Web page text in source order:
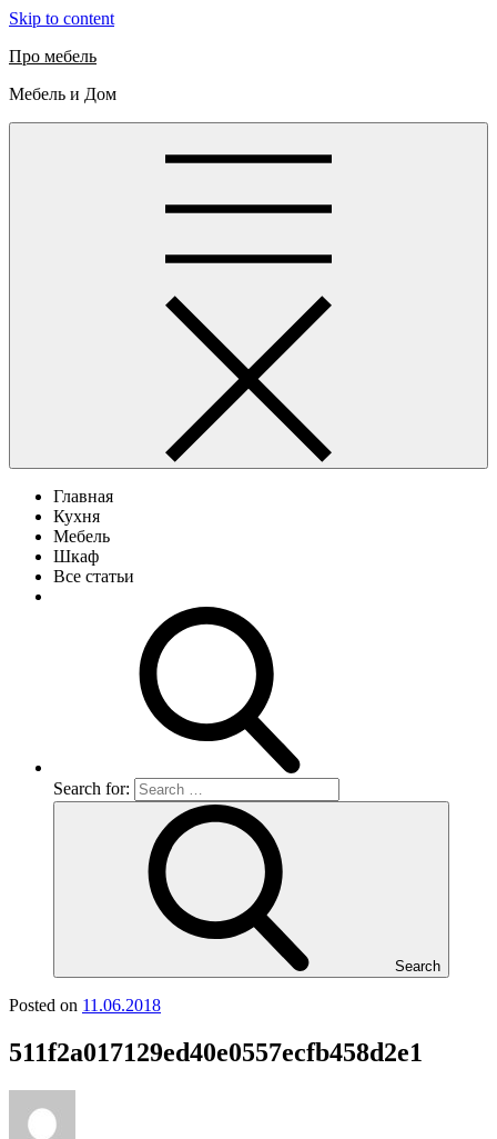
Skip to content
Про мебель
Мебель и Дом
Главная
Кухня
Мебель
Шкаф
Все статьи
Search for:
Search
Posted on 11.06.2018
511f2a017129ed40e0557ecfb458d2e1